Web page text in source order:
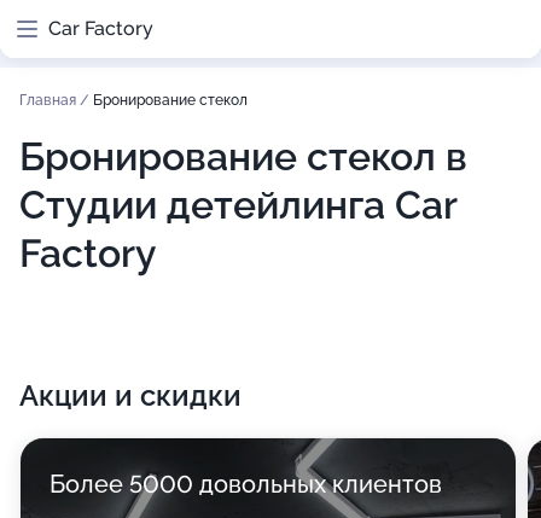
Car Factory
Главная / Бронирование стекол
Бронирование стекол в
Студии детейлинга Car
Factory
Акции и скидки
Более 5000 довольных клиентов